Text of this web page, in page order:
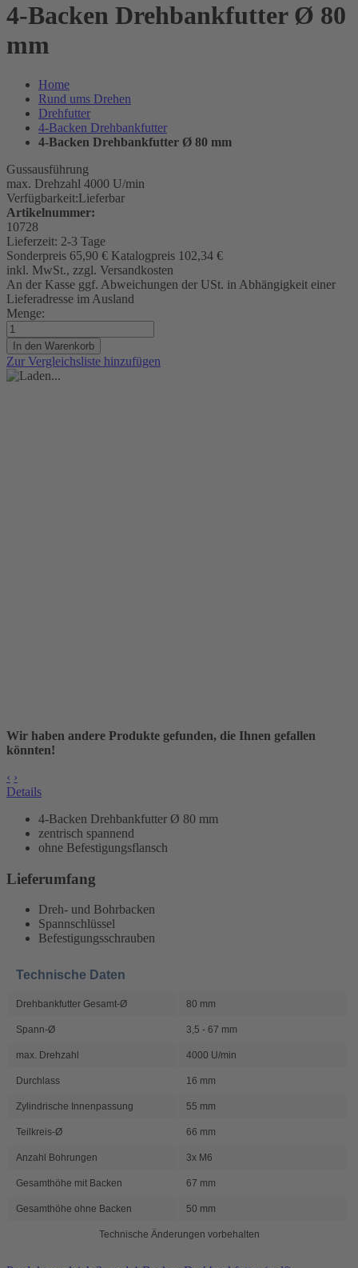
4-Backen Drehbankfutter Ø 80
mm
Home
Rund ums Drehen
Drehfutter
4-Backen Drehbankfutter
4-Backen Drehbankfutter Ø 80 mm
Gussausführung
max. Drehzahl 4000 U/min
Verfügbarkeit:Lieferbar
Artikelnummer:
10728
Lieferzeit: 2-3 Tage
Sonderpreis 65,90 € Katalogpreis 102,34 €
inkl. MwSt., zzgl. Versandkosten
An der Kasse ggf. Abweichungen der USt. in Abhängigkeit einer
Lieferadresse im Ausland
Menge:
In den Warenkorb
Zur Vergleichsliste hinzufügen
Wir haben andere Produkte gefunden, die Ihnen gefallen
könnten!
‹ ›
Details
4-Backen Drehbankfutter Ø 80 mm
zentrisch spannend
ohne Befestigungsflansch
Lieferumfang
Dreh- und Bohrbacken
Spannschlüssel
Befestigungsschrauben
Technische Daten
Drehbankfutter Gesamt-Ø 80 mm
Spann-Ø 3,5 - 67 mm
max. Drehzahl 4000 U/min
Durchlass 16 mm
Zylindrische Innenpassung 55 mm
Teilkreis-Ø 66 mm
Anzahl Bohrungen 3x M6
Gesamthöhe mit Backen 67 mm
Gesamthöhe ohne Backen 50 mm
Technische Änderungen vorbehalten